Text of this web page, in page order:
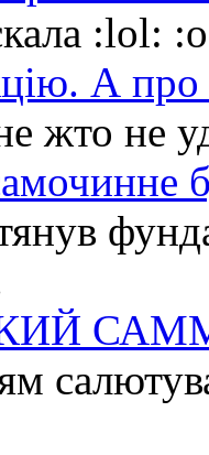
:lol:
А
жто не